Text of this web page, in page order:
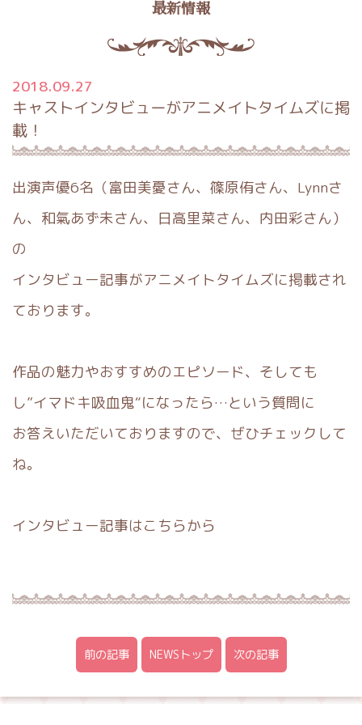
最新情報
2018.09.27
キャストインタビューがアニメイトタイムズに掲
載！
出演声優6名（富田美憂さん、篠原侑さん、Lynnさ
ん、和氣あず未さん、日高里菜さん、内田彩さん）
の
インタビュー記事がアニメイトタイムズに掲載され
ております。
作品の魅力やおすすめのエピソード、そしても
し”イマドキ吸血鬼“になったら…という質問に
お答えいただいておりますので、ぜひチェックして
ね。
インタビュー記事はこちらから
前の記事 NEWSトップ 次の記事